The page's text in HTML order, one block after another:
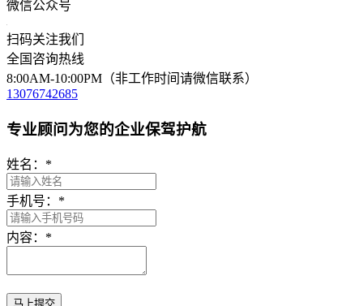
微信公众号
扫码关注我们
全国咨询热线
8:00AM-10:00PM（非工作时间请微信联系）
13076742685
专业顾问为您的企业保驾护航
姓名： *
手机号： *
内容： *